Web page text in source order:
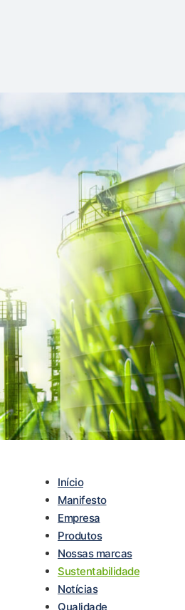
Início
Manifesto
Empresa
Produtos
Nossas marcas
Sustentabilidade
Notícias
Qualidade